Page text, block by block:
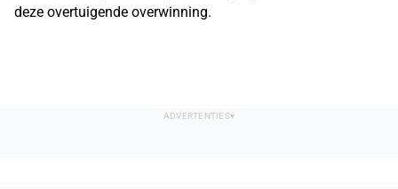
deze overtuigende overwinning.